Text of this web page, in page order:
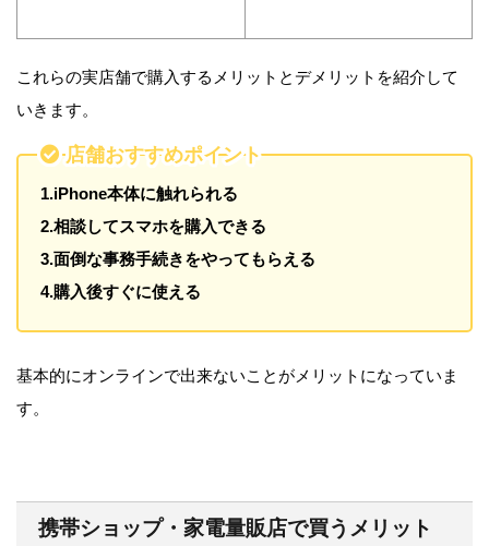
これらの実店舗で購入するメリットとデメリットを紹介して
いきます。
店舗おすすめポイント
1.iPhone本体に触れられる
2.相談してスマホを購入できる
3.面倒な事務手続きをやってもらえる
4.購入後すぐに使える
基本的にオンラインで出来ないことがメリットになっていま
す。
携帯ショップ・家電量販店で買うメリット